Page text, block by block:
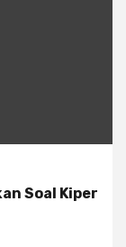
Soal Kiper